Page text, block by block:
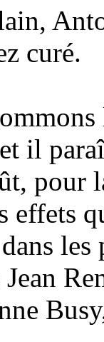
curé.
il
pour
effets
les